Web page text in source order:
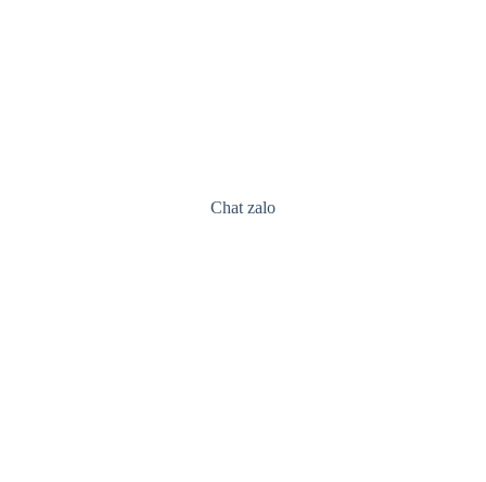
Chat zalo